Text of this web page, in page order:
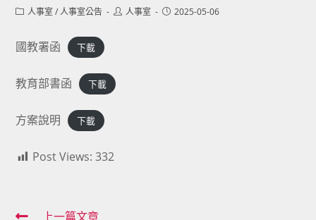
Post人事室 / 人事室公告
Post人事室
Post2025-05-06
國教署函 下載
教育部書函 下載
方案說明 下載
Post Views: 332
上一篇文章